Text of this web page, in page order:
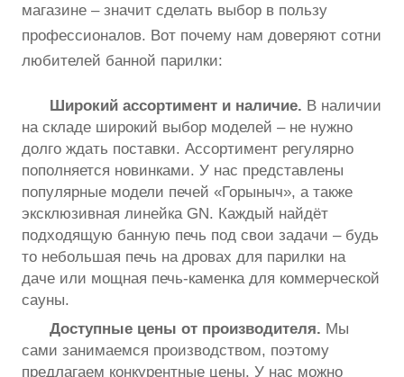
магазине – значит сделать выбор в пользу
профессионалов. Вот почему нам доверяют сотни
любителей банной парилки:
Широкий ассортимент и наличие. В наличии
на складе широкий выбор моделей – не нужно
долго ждать поставки. Ассортимент регулярно
пополняется новинками. У нас представлены
популярные модели печей «Горыныч», а также
эксклюзивная линейка GN. Каждый найдёт
подходящую банную печь под свои задачи – будь
то небольшая печь на дровах для парилки на
даче или мощная печь-каменка для коммерческой
сауны.
Доступные цены от производителя. Мы
сами занимаемся производством, поэтому
предлагаем конкурентные цены. У нас можно